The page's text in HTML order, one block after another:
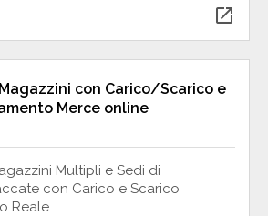
open_in_new
con Carico/Scarico e
Merce online
Multipli e Sedi di
con Carico e Scarico
Reale.